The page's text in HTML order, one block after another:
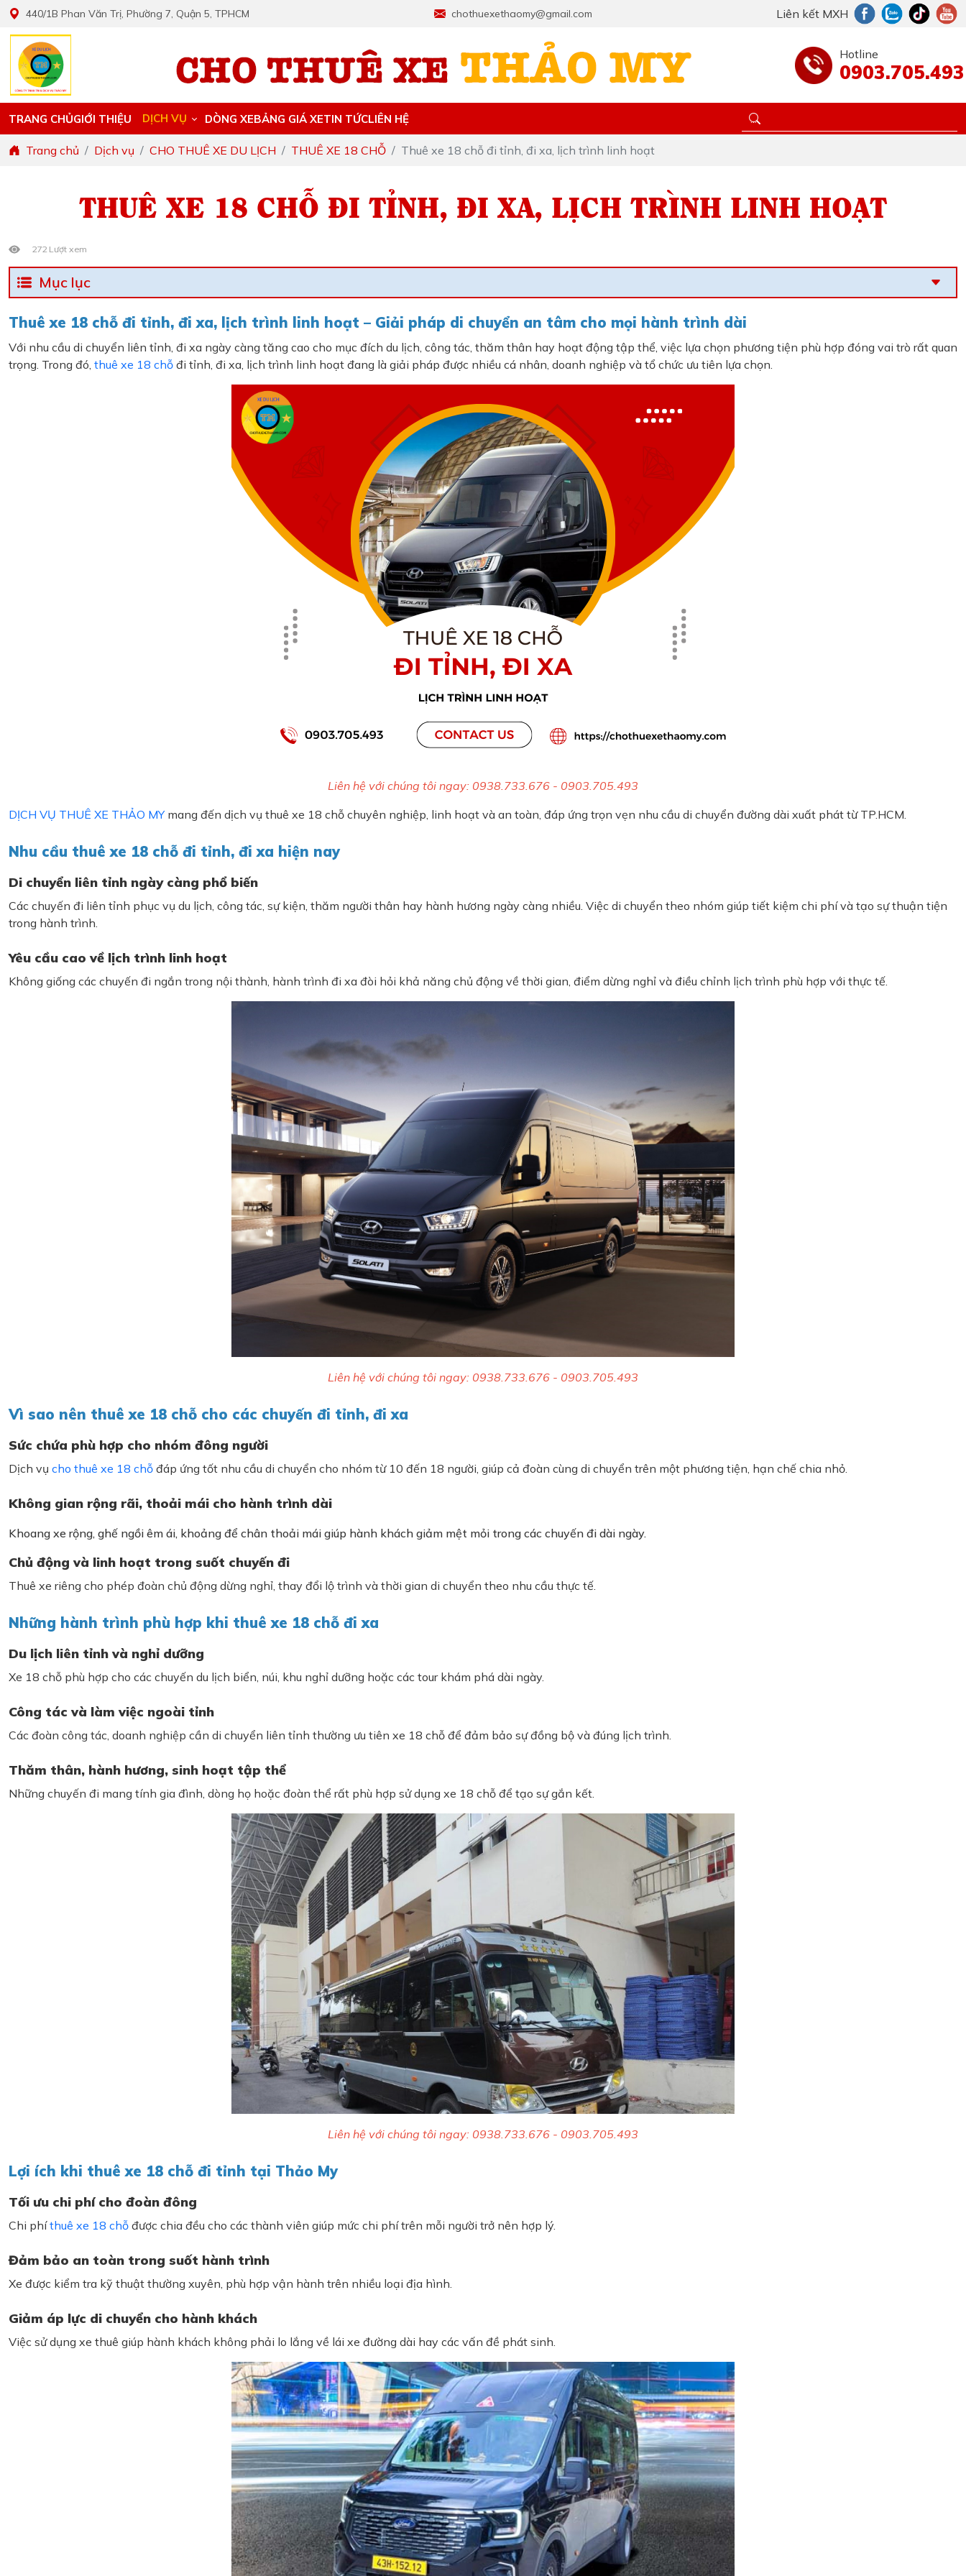
440/1B Phan Văn Trị, Phường 7, Quận 5, TPHCM chothuexethaomy@gmail.com Liên kết MXH
Hotline
0903.705.493
TRANG CHỦGIỚI THIỆU DỊCH VỤ DÒNG XEBẢNG GIÁ XETIN TỨCLIÊN HỆ
Trang chủ Dịch vụ CHO THUÊ XE DU LỊCH THUÊ XE 18 CHỖ Thuê xe 18 chỗ đi tỉnh, đi xa, lịch trình linh hoạt
THUÊ XE 18 CHỖ ĐI TỈNH, ĐI XA, LỊCH TRÌNH LINH HOẠT
272 Lượt xem
Mục lục
Thuê xe 18 chỗ đi tỉnh, đi xa, lịch trình linh hoạt – Giải pháp di chuyển an tâm cho mọi hành trình dài
Với nhu cầu di chuyển liên tỉnh, đi xa ngày càng tăng cao cho mục đích du lịch, công tác, thăm thân hay hoạt động tập thể, việc lựa chọn phương tiện phù hợp đóng vai trò rất quan
trọng. Trong đó, thuê xe 18 chỗ đi tỉnh, đi xa, lịch trình linh hoạt đang là giải pháp được nhiều cá nhân, doanh nghiệp và tổ chức ưu tiên lựa chọn.
Liên hệ với chúng tôi ngay: 0938.733.676 - 0903.705.493
DỊCH VỤ THUÊ XE THẢO MYmang đến dịch vụ thuê xe 18 chỗ chuyên nghiệp, linh hoạt và an toàn, đáp ứng trọn vẹn nhu cầu di chuyển đường dài xuất phát từ TP.HCM.
Nhu cầu thuê xe 18 chỗ đi tỉnh, đi xa hiện nay
Di chuyển liên tỉnh ngày càng phổ biến
Các chuyến đi liên tỉnh phục vụ du lịch, công tác, sự kiện, thăm người thân hay hành hương ngày càng nhiều. Việc di chuyển theo nhóm giúp tiết kiệm chi phí và tạo sự thuận tiện
trong hành trình.
Yêu cầu cao về lịch trình linh hoạt
Không giống các chuyến đi ngắn trong nội thành, hành trình đi xa đòi hỏi khả năng chủ động về thời gian, điểm dừng nghỉ và điều chỉnh lịch trình phù hợp với thực tế.
Liên hệ với chúng tôi ngay: 0938.733.676 - 0903.705.493
Vì sao nên thuê xe 18 chỗ cho các chuyến đi tỉnh, đi xa
Sức chứa phù hợp cho nhóm đông người
Dịch vụ cho thuê xe 18 chỗ đáp ứng tốt nhu cầu di chuyển cho nhóm từ 10 đến 18 người, giúp cả đoàn cùng di chuyển trên một phương tiện, hạn chế chia nhỏ.
Không gian rộng rãi, thoải mái cho hành trình dài
Khoang xe rộng, ghế ngồi êm ái, khoảng để chân thoải mái giúp hành khách giảm mệt mỏi trong các chuyến đi dài ngày.
Chủ động và linh hoạt trong suốt chuyến đi
Thuê xe riêng cho phép đoàn chủ động dừng nghỉ, thay đổi lộ trình và thời gian di chuyển theo nhu cầu thực tế.
Những hành trình phù hợp khi thuê xe 18 chỗ đi xa
Du lịch liên tỉnh và nghỉ dưỡng
Xe 18 chỗ phù hợp cho các chuyến du lịch biển, núi, khu nghỉ dưỡng hoặc các tour khám phá dài ngày.
Công tác và làm việc ngoài tỉnh
Các đoàn công tác, doanh nghiệp cần di chuyển liên tỉnh thường ưu tiên xe 18 chỗ để đảm bảo sự đồng bộ và đúng lịch trình.
Thăm thân, hành hương, sinh hoạt tập thể
Những chuyến đi mang tính gia đình, dòng họ hoặc đoàn thể rất phù hợp sử dụng xe 18 chỗ để tạo sự gắn kết.
Liên hệ với chúng tôi ngay: 0938.733.676 - 0903.705.493
Lợi ích khi thuê xe 18 chỗ đi tỉnh tại Thảo My
Tối ưu chi phí cho đoàn đông
Chi phíthuê xe 18 chỗ được chia đều cho các thành viên giúp mức chi phí trên mỗi người trở nên hợp lý.
Đảm bảo an toàn trong suốt hành trình
Xe được kiểm tra kỹ thuật thường xuyên, phù hợp vận hành trên nhiều loại địa hình.
Giảm áp lực di chuyển cho hành khách
Việc sử dụng xe thuê giúp hành khách không phải lo lắng về lái xe đường dài hay các vấn đề phát sinh.